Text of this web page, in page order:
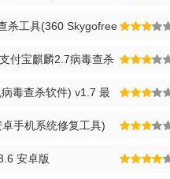
的手游《王者荣耀》辅助外挂
传播扩散。从已经遭遇勒索病
毒，功能和电脑版一致。软件
赎金将翻倍，一周不解密，手机
杀工具(360 Skygofree
付宝麒麟2.7病毒查杀
毒查杀软件) v1.7 最
手机系统修复工具)
安卓版